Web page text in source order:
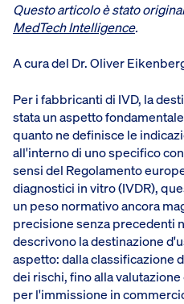
Questo articolo è stato
MedTech Intelligence.
A cura del Dr. Oliver
Per i fabbricanti di IVD, la
stata un aspetto
quanto ne definisce le
all'interno di uno specifico
sensi del Regolamento
diagnostici in vitro (IVDR),
un peso normativo ancora
precisione senza precedenti
descrivono la destinazione
aspetto: dalla classificazione
dei rischi, fino alla
per l'immissione in